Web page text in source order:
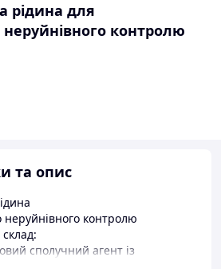
рідина для
неруйнівного контролю
та опис
неруйнівного контролю
сполучний агент із